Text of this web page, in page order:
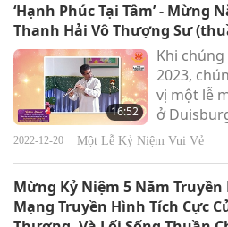
Caprice
‘Hạnh Phúc Tại Tâm’ - Mừng
Thanh Hải Vô Thượng Sư
16:52
Khi
2023,
vị một lễ
ở
một
với Ngài
(thuần
2022-12-20 Một Lễ Kỷ Niệm Vui Vẻ
Mừng Kỷ Niệm 5 Năm
Mạng Truyền Hình Tích Cực